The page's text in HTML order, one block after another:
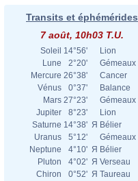
Transits et éphémérides
7 août, 10h03 T.U.
Soleil 14°56'
Lion
Lune
2°20'
Gémeaux
Mercure 26°38'
Cancer
Vénus
0°37'
Balance
Mars 27°23'
Gémeaux
Jupiter
8°23'
Lion
Saturne 14°38' Я Bélier
Uranus
5°12'
Gémeaux
Neptune
4°10' Я Bélier
Pluton
4°02' Я Verseau
Chiron
0°52' Я Taureau